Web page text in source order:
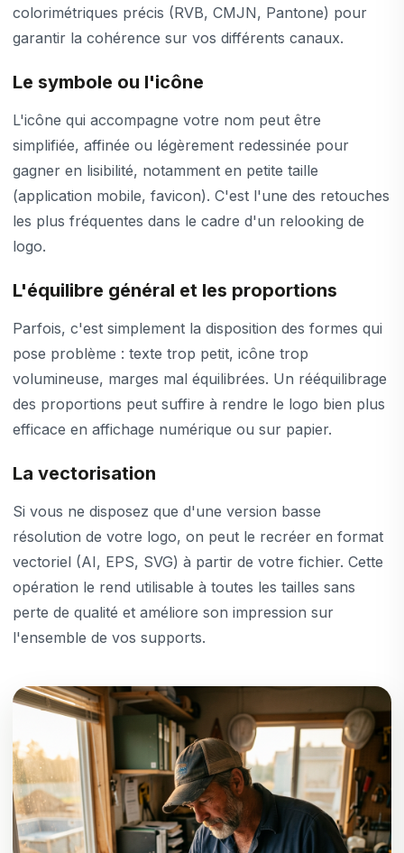
colorimétriques précis (RVB, CMJN, Pantone) pour
garantir la cohérence sur vos différents canaux.
Le symbole ou l'icône
L'icône qui accompagne votre nom peut être
simplifiée, affinée ou légèrement redessinée pour
gagner en lisibilité, notamment en petite taille
(application mobile, favicon). C'est l'une des retouches
les plus fréquentes dans le cadre d'un relooking de
logo.
L'équilibre général et les proportions
Parfois, c'est simplement la disposition des formes qui
pose problème : texte trop petit, icône trop
volumineuse, marges mal équilibrées. Un rééquilibrage
des proportions peut suffire à rendre le logo bien plus
efficace en affichage numérique ou sur papier.
La vectorisation
Si vous ne disposez que d'une version basse
résolution de votre logo, on peut le recréer en format
vectoriel (AI, EPS, SVG) à partir de votre fichier. Cette
opération le rend utilisable à toutes les tailles sans
perte de qualité et améliore son impression sur
l'ensemble de vos supports.